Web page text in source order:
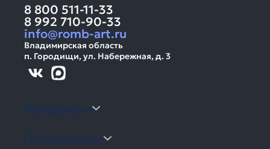
8 800 511-11-33
8 992 710-90-33
info@romb-art.ru
Владимирская область
п. Городищи, ул. Набережная, д. 3
Продукция
Покупателям